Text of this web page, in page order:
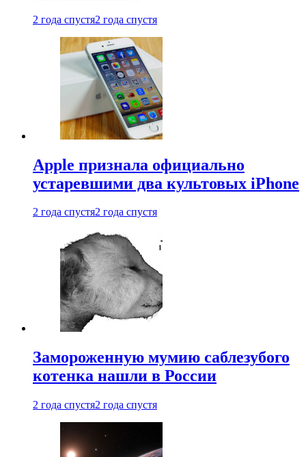
2 года спустя2 года спустя
Apple признала официально
устаревшими два культовых iPhone
2 года спустя2 года спустя
Замороженную мумию саблезубого
котенка нашли в России
2 года спустя2 года спустя